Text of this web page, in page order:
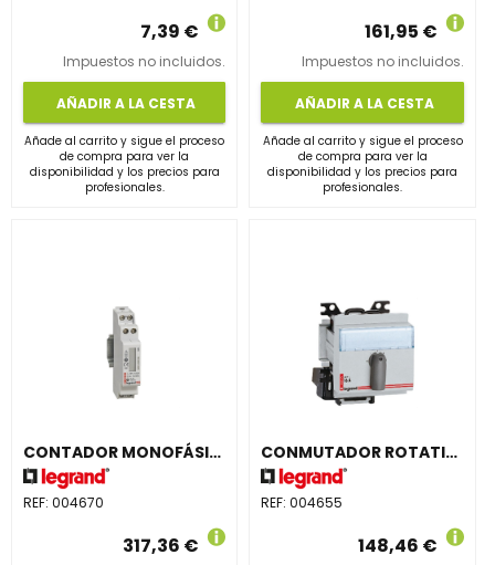
7,39 €
Impuestos no incluidos.
AÑADIR A LA CESTA
Añade al carrito y sigue el proceso
de compra para ver la
disponibilidad y los precios para
profesionales.
161,95 €
Impuestos no incluidos.
AÑADIR A LA CESTA
Añade al carrito y sigue el proceso
de compra para ver la
disponibilidad y los precios para
profesionales.
CONTADOR MONOFÁSICO 32A EMDX³
REF: 004670
317,36 €
CONMUTADOR ROTATIVO UNIPOLAR 4 POSICIONES + PARO
REF:004655
148,46 €